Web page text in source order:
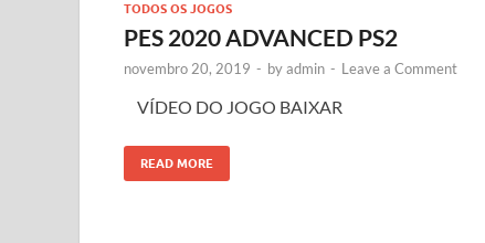
TODOS OS JOGOS
PES 2020 ADVANCED PS2
novembro 20, 2019 - byadmin - Leave a Comment
VÍDEO DO JOGO BAIXAR
READ MORE